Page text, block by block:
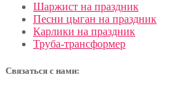
Шаржист на праздник
Песни цыган на праздник
Карлики на праздник
Труба-трансформер
Связаться с нами: